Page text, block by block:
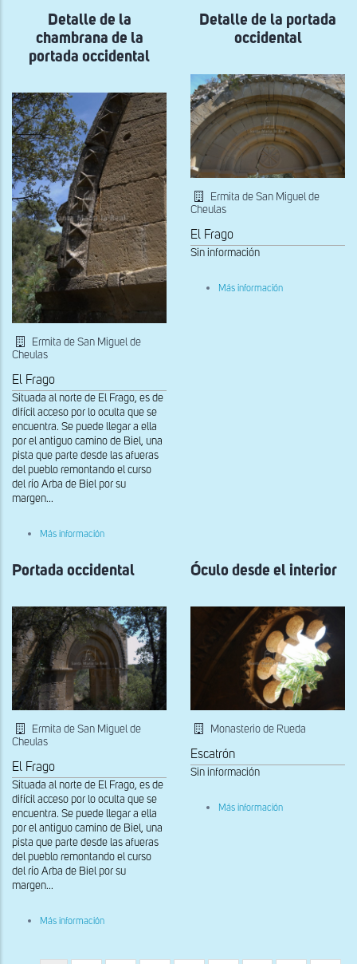
portada
Detalle de la
chambrana de la
portada occidental
Ermita de San Miguel de
Cheulas
El Frago
Situada al norte de El Frago, es de
difícil acceso por lo oculta que se
encuentra. Se puede llegar a ella
por el antiguo camino de Biel, una
pista que parte desde las afueras
del pueblo remontando el curso
del río Arba de Biel por su
margen...
Más información
la
portada
occidental
Detalle de la portada
occidental
Ermita de San Miguel de
Cheulas
El Frago
Sin información
Más información
Portada occidental
Ermita de San Miguel de
Cheulas
El Frago
Situada al norte de El Frago, es de
difícil acceso por lo oculta que se
encuentra. Se puede llegar a ella
por el antiguo camino de Biel, una
pista que parte desde las afueras
del pueblo remontando el curso
del río Arba de Biel por su
margen...
Más información
Óculo desde el interior
Monasterio de Rueda
Escatrón
Sin información
Más información